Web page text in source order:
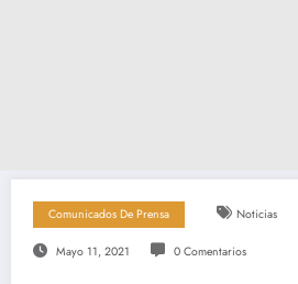
Comunicados De Prensa Noticias
Mayo 11, 2021 0 Comentarios